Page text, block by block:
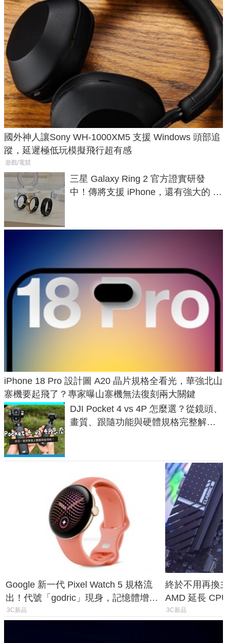
國外神人讓Sony WH-1000XM5 支援 Windows 頭部追
蹤，延遲極低玩模擬飛行超有感
遊戲/電競
三星 Galaxy Ring 2 官方證實研發
中！傳將支援 iPhone，還有強大的 AI
iPhone 18 Pro 設計圖 A20 晶片規格全看光，華強北山
寨機要起飛了？專家曝山寨機無法復刻兩大關鍵
DJI Pocket 4 vs 4P 怎麼選？從鏡頭、
畫質、跟隨功能與硬體規格完整解
Google 新一代 Pixel Watch 5 規格流
出！代號「godric」現身，記憶體增強
鎖定 AI 應用
3C新品
終於不用再換
AMD 延長
1954 至少能戰
3C新品